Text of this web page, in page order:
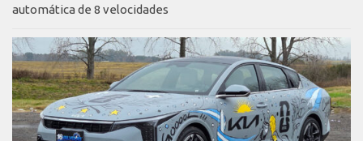
automática de 8 velocidades